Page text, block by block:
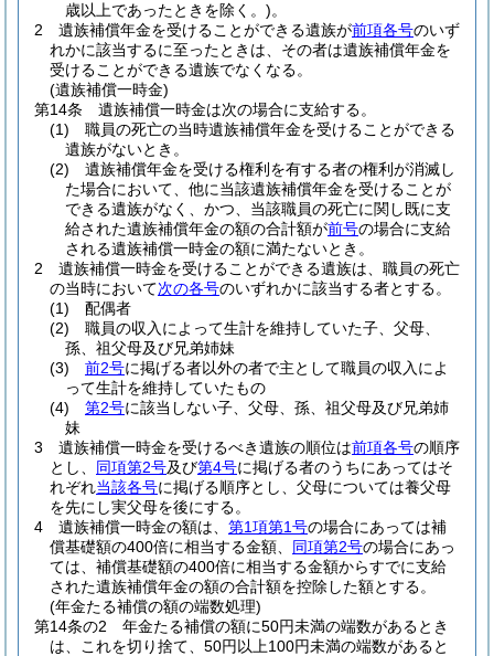
歳以上であったときを除く。)。
2
遺族補償年金を受けることができる遺族が前項各号のいず
れかに該当するに至ったときは、その者は遺族補償年金を
受けることができる遺族でなくなる。
(遺族補償一時金)
第14条
遺族補償一時金は次の場合に支給する。
(1)
職員の死亡の当時遺族補償年金を受けることができる
遺族がないとき。
(2)
遺族補償年金を受ける権利を有する者の権利が消滅し
た場合において、他に当該遺族補償年金を受けることが
できる遺族がなく、かつ、当該職員の死亡に関し既に支
給された遺族補償年金の額の合計額が前号の場合に支給
される遺族補償一時金の額に満たないとき。
2
遺族補償一時金を受けることができる遺族は、職員の死亡
の当時において次の各号のいずれかに該当する者とする。
(1)
配偶者
(2)
職員の収入によって生計を維持していた子、父母、
孫、祖父母及び兄弟姉妹
(3)
前2号に掲げる者以外の者で主として職員の収入によ
って生計を維持していたもの
(4)
第2号に該当しない子、父母、孫、祖父母及び兄弟姉
妹
3
遺族補償一時金を受けるべき遺族の順位は前項各号の順序
とし、 同項第2号及び第4号に掲げる者のうちにあってはそ
れぞれ当該各号に掲げる順序とし、父母については養父母
を先にし実父母を後にする。
4
遺族補償一時金の額は、 第1項第1号の場合にあっては補
償基礎額の400倍に相当する金額、 同項第2号の場合にあっ
ては、補償基礎額の400倍に相当する金額からすでに支給
された遺族補償年金の額の合計額を控除した額とする。
(年金たる補償の額の端数処理)
第14条の2
年金たる補償の額に50円未満の端数があるとき
は、これを切り捨て、50円以上100円未満の端数があると